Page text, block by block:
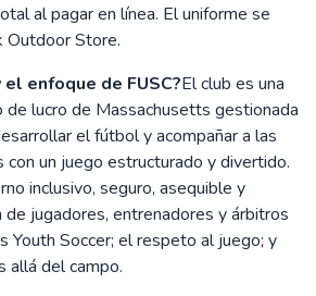
al pagar en línea. El uniforme se
Outdoor Store.
enfoque de FUSC?El club es una
de lucro de Massachusetts gestionada
el fútbol y acompañar a las
con un juego estructurado y divertido.
inclusivo, seguro, asequible y
jugadores, entrenadores y árbitros
Youth Soccer; el respeto al juego; y
allá del campo.